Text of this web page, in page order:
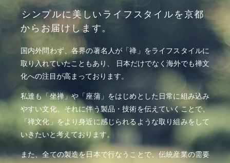
シンプルに美しいライフスタイルを京都
からお届けします。
国内外問わず、各界の著名人が「禅」をライフスタイルに
取り入れていたこともあり、 日本だけでなく海外でも禅文
化への注目が高まっております。
私達も「坐禅」や「座蒲」をはじめとした日常に組み込み
やすい文化、それに伴う製品・技術を伝えていくことで、
「禅文化」をより身近に感じられるような取り組みをして
いきたいと考えております。
また、全ての製造を日本で行なうことで、伝統産業の需要